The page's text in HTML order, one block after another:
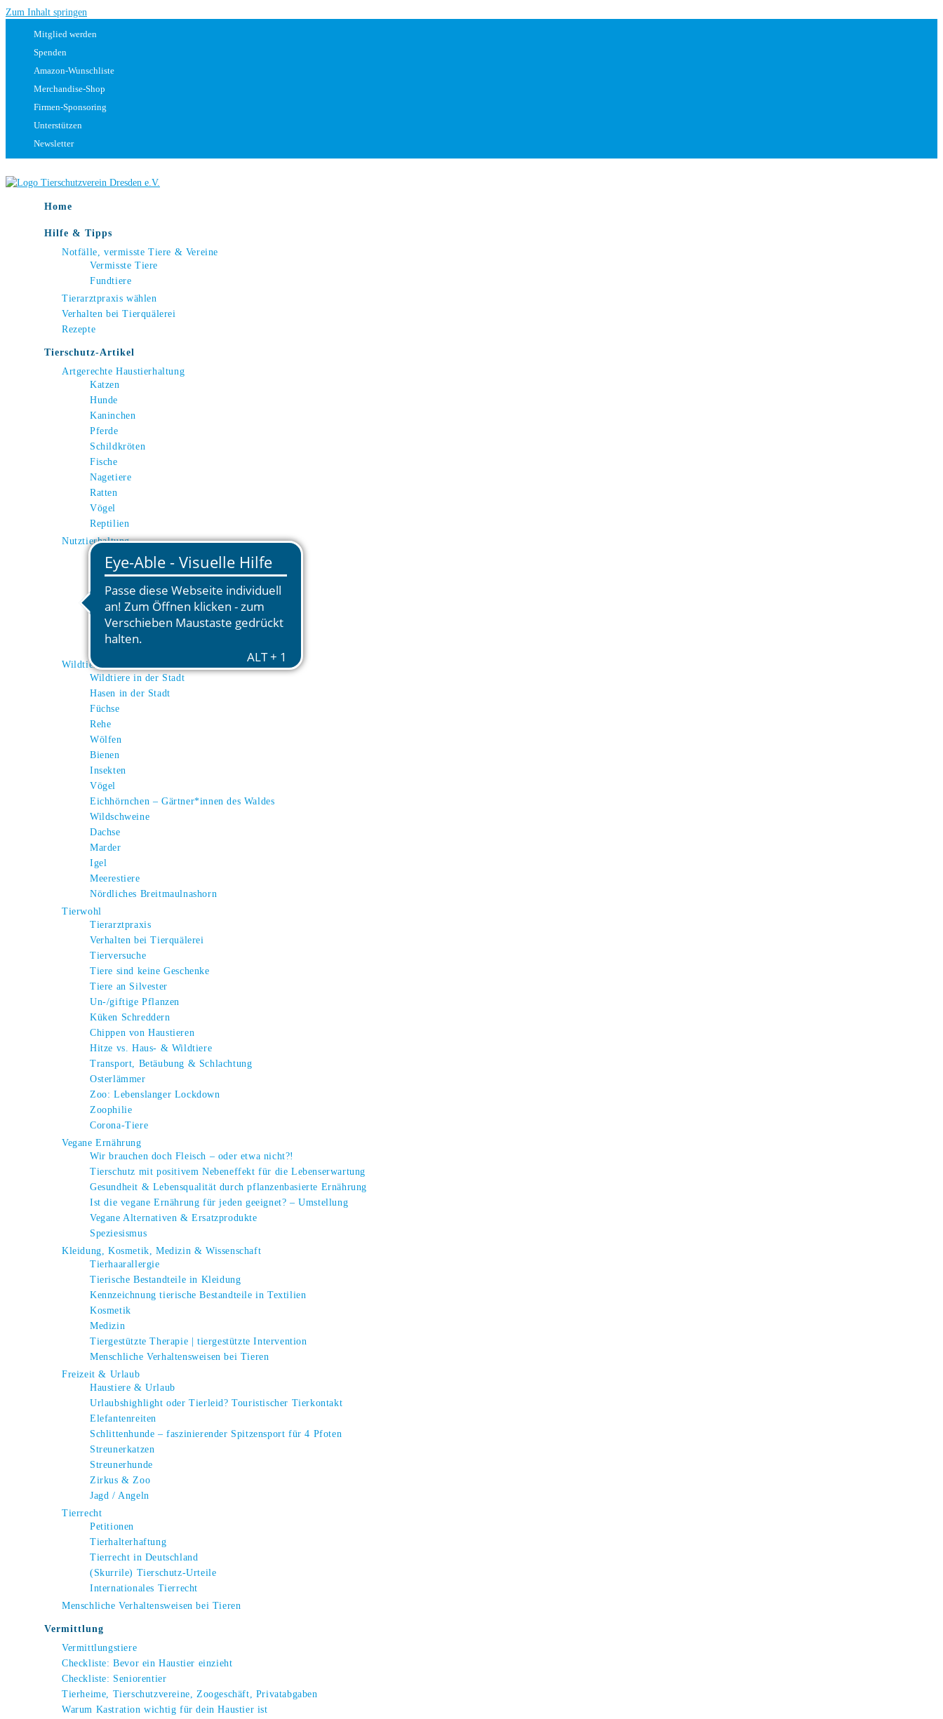
Zum Inhalt springen
Mitglied werden
Spenden
Amazon-Wunschliste
Merchandise-Shop
Firmen-Sponsoring
Unterstützen
Newsletter
Home
Hilfe & Tipps
Notfälle, vermisste Tiere & Vereine
Vermisste Tiere
Fundtiere
Tierarztpraxis wählen
Verhalten bei Tierquälerei
Rezepte
Tierschutz-Artikel
Artgerechte Haustierhaltung
Katzen
Hunde
Kaninchen
Pferde
Schildkröten
Fische
Nagetiere
Ratten
Vögel
Reptilien
Nutztierhaltung
Kuh
Schwein
Huhn
Schafe
Ziegen
Esel
Wildtiere
Wildtiere in der Stadt
Hasen in der Stadt
Füchse
Rehe
Wölfen
Bienen
Insekten
Vögel
Eichhörnchen – Gärtner*innen des Waldes
Wildschweine
Dachse
Marder
Igel
Meerestiere
Nördliches Breitmaulnashorn
Tierwohl
Tierarztpraxis
Verhalten bei Tierquälerei
Tierversuche
Tiere sind keine Geschenke
Tiere an Silvester
Un-/giftige Pflanzen
Küken Schreddern
Chippen von Haustieren
Hitze vs. Haus- & Wildtiere
Transport, Betäubung & Schlachtung
Osterlämmer
Zoo: Lebenslanger Lockdown
Zoophilie
Corona-Tiere
Vegane Ernährung
Wir brauchen doch Fleisch – oder etwa nicht?!
Tierschutz mit positivem Nebeneffekt für die Lebenserwartung
Gesundheit & Lebensqualität durch pflanzenbasierte Ernährung
Ist die vegane Ernährung für jeden geeignet? – Umstellung
Vegane Alternativen & Ersatzprodukte
Speziesismus
Kleidung, Kosmetik, Medizin & Wissenschaft
Tierhaarallergie
Tierische Bestandteile in Kleidung
Kennzeichnung tierische Bestandteile in Textilien
Kosmetik
Medizin
Tiergestützte Therapie | tiergestützte Intervention
Menschliche Verhaltensweisen bei Tieren
Freizeit & Urlaub
Haustiere & Urlaub
Urlaubshighlight oder Tierleid? Touristischer Tierkontakt
Elefantenreiten
Schlittenhunde – faszinierender Spitzensport für 4 Pfoten
Streunerkatzen
Streunerhunde
Zirkus & Zoo
Jagd / Angeln
Tierrecht
Petitionen
Tierhalterhaftung
Tierrecht in Deutschland
(Skurrile) Tierschutz-Urteile
Internationales Tierrecht
Menschliche Verhaltensweisen bei Tieren
Vermittlung
Vermittlungstiere
Checkliste: Bevor ein Haustier einzieht
Checkliste: Seniorentier
Tierheime, Tierschutzvereine, Zoogeschäft, Privatabgaben
Warum Kastration wichtig für dein Haustier ist